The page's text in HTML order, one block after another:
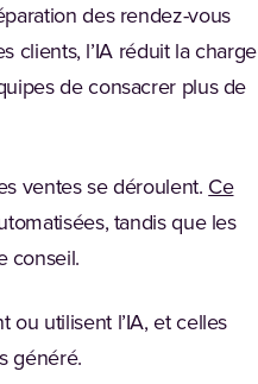
des rendez-vous
clients, l’IA réduit la charge
de consacrer plus de
ventes se déroulent. Ce
tandis que les
conseil.
ou utilisent l’IA, et celles
généré.